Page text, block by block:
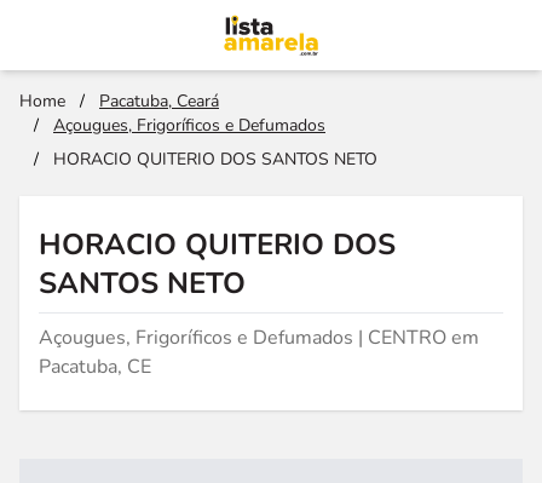
Home /
Pacatuba, Ceará
/
Açougues, Frigoríficos e Defumados
/
HORACIO QUITERIO DOS SANTOS NETO
HORACIO QUITERIO DOS
SANTOS NETO
Açougues, Frigoríficos e Defumados | CENTRO em
Pacatuba, CE